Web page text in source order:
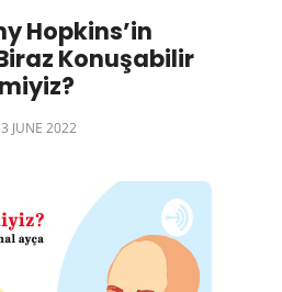
Hopkins’in
Konuşabilir
miyiz?
JUNE 2022